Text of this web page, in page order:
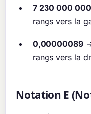
7 230 000 000
rangs vers la
0,00000089
rangs vers la
Notation E